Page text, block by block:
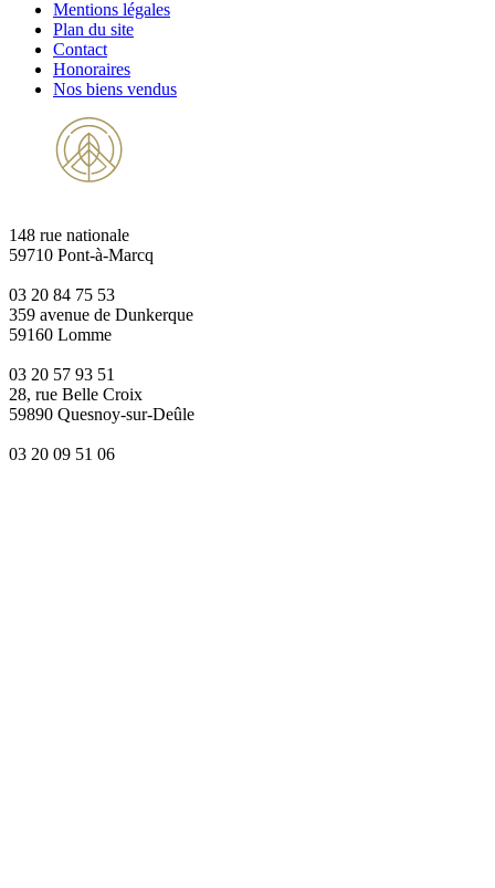
Mentions légales
Plan du site
Contact
Honoraires
Nos biens vendus
148 rue nationale
59710 Pont-à-Marcq
03 20 84 75 53
359 avenue de Dunkerque
59160 Lomme
03 20 57 93 51
28, rue Belle Croix
59890 Quesnoy-sur-Deûle
03 20 09 51 06